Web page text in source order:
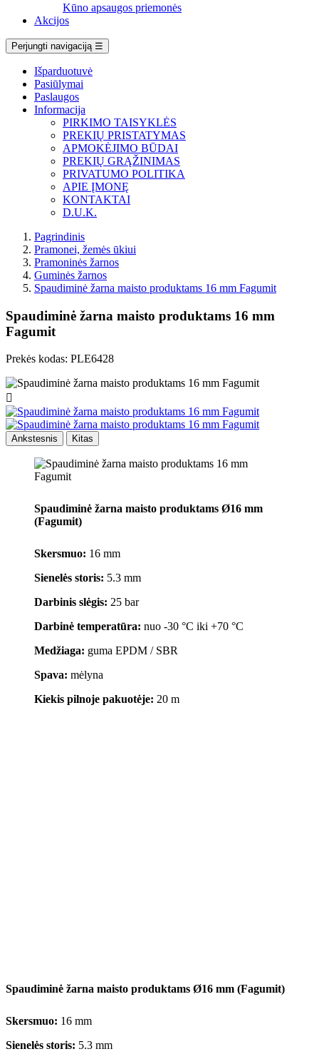
Kūno apsaugos priemonės
Akcijos
Perjungti navigaciją ☰
Išparduotuvė
Pasiūlymai
Paslaugos
Informacija
PIRKIMO TAISYKLĖS
PREKIŲ PRISTATYMAS
APMOKĖJIMO BŪDAI
PREKIŲ GRĄŽINIMAS
PRIVATUMO POLITIKA
APIE ĮMONĘ
KONTAKTAI
D.U.K.
Pagrindinis
Pramonei, žemės ūkiui
Pramoninės žarnos
Guminės žarnos
Spaudiminė žarna maisto produktams 16 mm Fagumit
Spaudiminė žarna maisto produktams 16 mm
Fagumit
Prekės kodas: PLE6428

Ankstesnis Kitas
Spaudiminė žarna maisto produktams Ø16 mm
(Fagumit)
Skersmuo: 16 mm
Sienelės storis: 5.3 mm
Darbinis slėgis: 25 bar
Darbinė temperatūra: nuo -30 °C iki +70 °C
Medžiaga: guma EPDM / SBR
Spava: mėlyna
Kiekis pilnoje pakuotėje: 20 m
Spaudiminė žarna maisto produktams Ø16 mm (Fagumit)
Skersmuo: 16 mm
Sienelės storis: 5.3 mm